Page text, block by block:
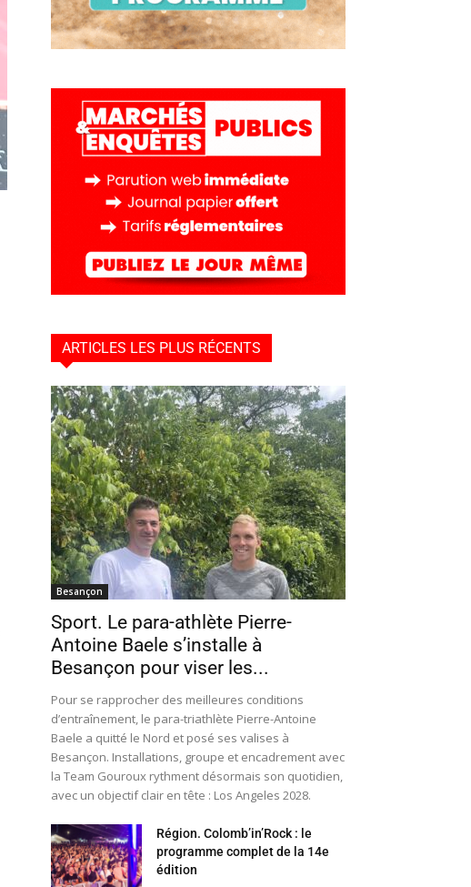
ARTICLES LES PLUS RÉCENTS
Besançon
Sport. Le para-athlète Pierre-
Antoine Baele s’installe à
Besançon pour viser les...
Pour se rapprocher des meilleures conditions
d’entraînement, le para-triathlète Pierre-Antoine
Baele a quitté le Nord et posé ses valises à
Besançon. Installations, groupe et encadrement avec
la Team Gouroux rythment désormais son quotidien,
avec un objectif clair en tête : Los Angeles 2028.
Région. Colomb’in’Rock : le
programme complet de la 14e
édition